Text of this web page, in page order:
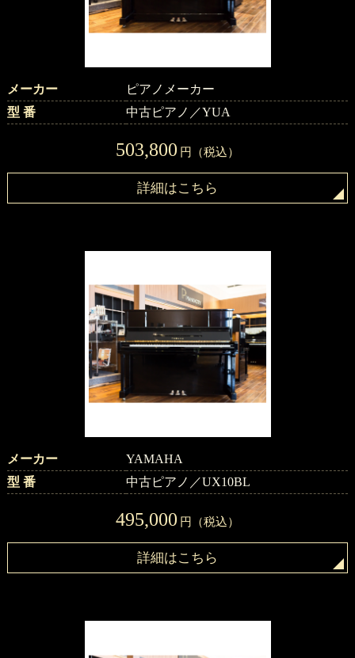
メーカー
ピアノメーカー
型 番
中古ピアノ／YUA
503,800 円（税込）
詳細はこちら
メーカー
YAMAHA
型 番
中古ピアノ／UX10BL
495,000 円（税込）
詳細はこちら